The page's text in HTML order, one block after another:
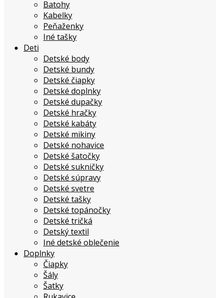
Batohy
Kabelky
Peňaženky
Iné tašky
Deti
Detské body
Detské bundy
Detské čiapky
Detské doplnky
Detské dupačky
Detské hračky
Detské kabáty
Detské mikiny
Detské nohavice
Detské šatočky
Detské sukničky
Detské súpravy
Detské svetre
Detské tašky
Detské topánočky
Detské tričká
Detský textil
Iné detské oblečenie
Doplnky
Čiapky
Šály
Šatky